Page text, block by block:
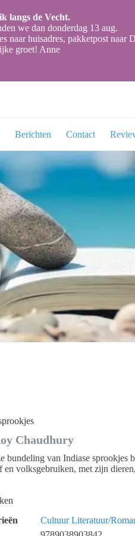
langs de Vecht.
we dan donderdag 13 aug.
naar huisadres, pakketpost naar
groet! Anne
Berichten Contact
Chaudhury
bundeling van Indiase sprookjes
en volksgebruiken, met zijn
Cultuur Literatuur/